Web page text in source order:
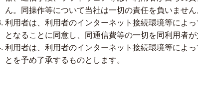
ん。同操作等について当社は一切の責任を負いません
利用者は、利用者のインターネット接続環境等によ
となることに同意し、同通信費等の一切を同利用者が
利用者は、利用者のインターネット接続環境等によ
とを予め了承するものとします。